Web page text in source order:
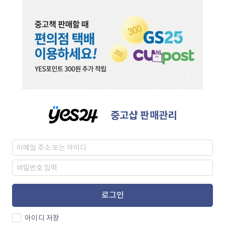
중고샵 판매관리
로그인
아이디 저장